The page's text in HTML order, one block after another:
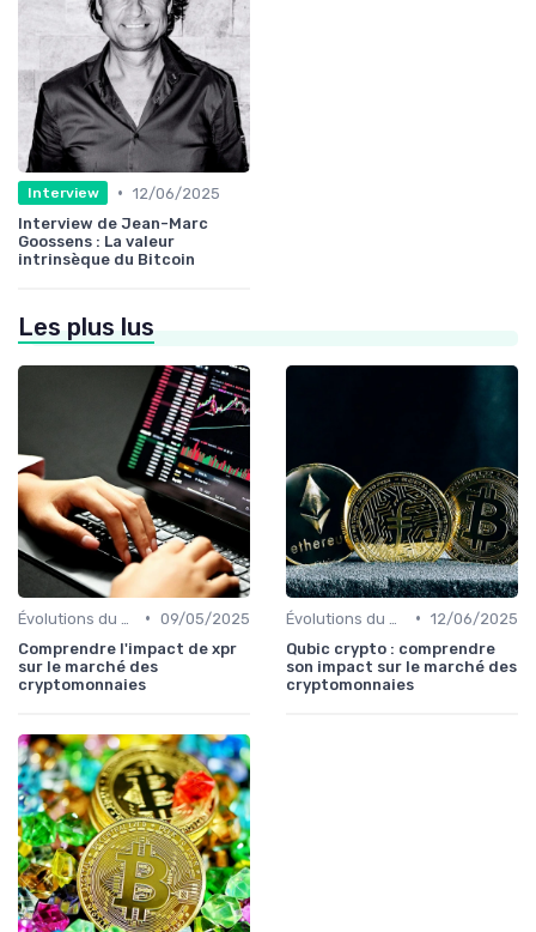
Interview • 12/06/2025
Interview de Jean-Marc
Goossens : La valeur
intrinsèque du Bitcoin
Les plus lus
• 09/05/2025
Comprendre l'impact de xpr
sur le marché des
cryptomonnaies
• 12/06/2025
Qubic crypto : comprendre
son impact sur le marché des
cryptomonnaies